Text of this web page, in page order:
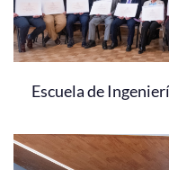
Escuela de